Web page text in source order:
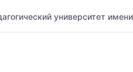
университет